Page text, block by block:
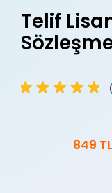
Telif
849 TL